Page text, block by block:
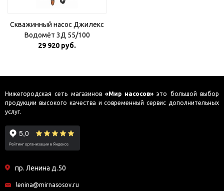
Скважинный насос Джилекс
Водомёт 3Д 55/100
29 920 руб.
Нижегородская сеть магазинов «Мир насосов» это большой выбор
продукции высокого качества и современный сервис дополнительных
услуг.
пр. Ленина д.50
lenina@mirnasosov.ru